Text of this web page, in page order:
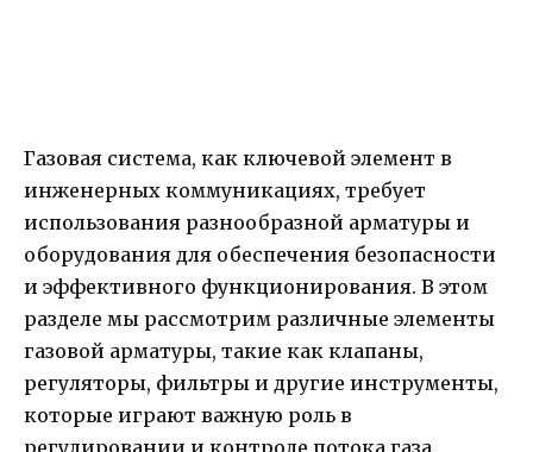
Газовая система, как ключевой элемент в
инженерных коммуникациях, требует
использования разнообразной арматуры и
оборудования для обеспечения безопасности
и эффективного функционирования. В этом
разделе мы рассмотрим различные элементы
газовой арматуры, такие как клапаны,
регуляторы, фильтры и другие инструменты,
которые играют важную роль в